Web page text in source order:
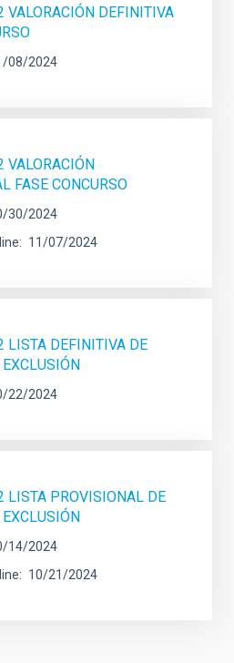
DEFINITIVA
08/2024
FASE CONCURSO
30/2024
11/07/2024
DEFINITIVA DE
22/2024
PROVISIONAL DE
14/2024
10/21/2024